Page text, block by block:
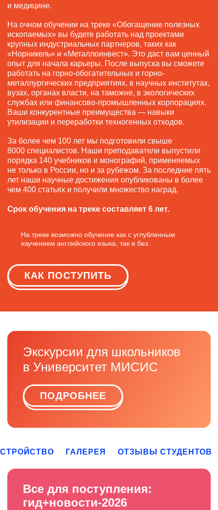
и медицине.
На очном обучении на треке «Обогащение полезных
ископаемых» вы будете работать над проектами
крупных индустриальных партнеров, таких как
«Норникель» и «Металлоинвест». Это даст вам ценный
опыт для начала карьеры. После выпуска вы сможете
работать на горно-обогатительных и горно-
металлургических предприятиях, в научных институтах,
вузах, органах власти, на таможне, в экологических
службах или финансово-промышленных корпорациях.
Ваши конкурентные преимущества — навыки
утилизации и переработки техногенных отходов.
За более чем 100 лет мы подготовили свыше
8000 специалистов. Наши преподаватели выпустили
порядка 140 учебников и монографий, применяемых
не только в России, но и за рубежом. За последние пять
лет наши научные достижения опубликованы в более
чем 400 статьях и получили множество наград.
Срок обучения на треке составляет 6 лет.
На треке возможно обучение как с углубленным
изучением английского языка, так и без.
КАК ПОСТУПИТЬ
Экскурсии для школьников
в Университет МИСИС
ПОДРОБНЕЕ
ГАЛЕРЕЯ ОТЗЫВЫ СТУДЕНТОВ
Все для поступления:
гид+новости-2026